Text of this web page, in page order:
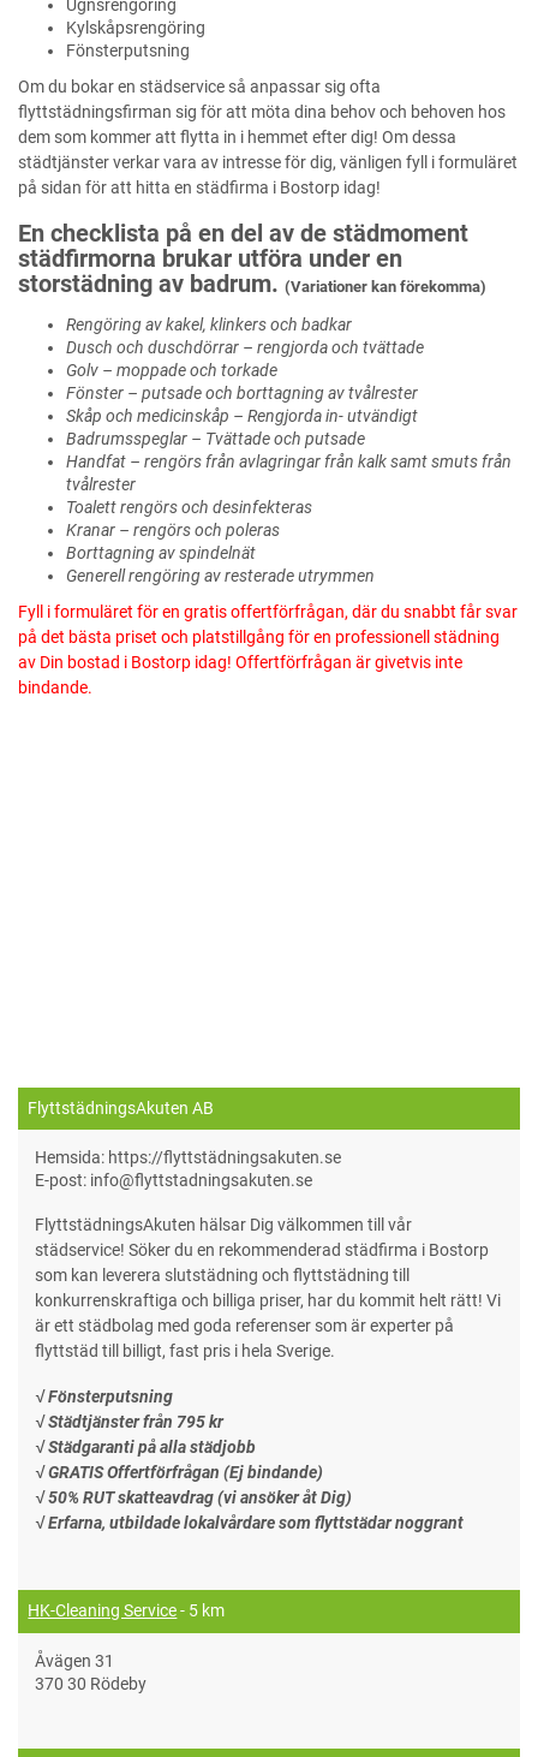
Ugnsrengöring
Kylskåpsrengöring
Fönsterputsning
Om du bokar en städservice så anpassar sig ofta
flyttstädningsfirman sig för att möta dina behov och behoven hos
dem som kommer att flytta in i hemmet efter dig! Om dessa
städtjänster verkar vara av intresse för dig, vänligen fyll i formuläret
på sidan för att hitta en städfirma i Bostorp idag!
En checklista på en del av de städmoment
städfirmorna brukar utföra under en
storstädning av badrum. (Variationer kan förekomma)
Rengöring av kakel, klinkers och badkar
Dusch och duschdörrar – rengjorda och tvättade
Golv – moppade och torkade
Fönster – putsade och borttagning av tvålrester
Skåp och medicinskåp – Rengjorda in- utvändigt
Badrumsspeglar – Tvättade och putsade
Handfat – rengörs från avlagringar från kalk samt smuts från
tvålrester
Toalett rengörs och desinfekteras
Kranar – rengörs och poleras
Borttagning av spindelnät
Generell rengöring av resterade utrymmen
Fyll i formuläret för en gratis offertförfrågan, där du snabbt får svar
på det bästa priset och platstillgång för en professionell städning
av Din bostad i Bostorp idag! Offertförfrågan är givetvis inte
bindande.
FlyttstädningsAkuten AB
Hemsida: https://flyttstädningsakuten.se
E-post: info@flyttstadningsakuten.se
FlyttstädningsAkuten hälsar Dig välkommen till vår
städservice! Söker du en rekommenderad städfirma i Bostorp
som kan leverera slutstädning och flyttstädning till
konkurrenskraftiga och billiga priser, har du kommit helt rätt! Vi
är ett städbolag med goda referenser som är experter på
flyttstäd till billigt, fast pris i hela Sverige.
√ Fönsterputsning
√ Städtjänster från 795 kr
√ Städgaranti på alla städjobb
√ GRATIS Offertförfrågan (Ej bindande)
√ 50% RUT skatteavdrag (vi ansöker åt Dig)
√ Erfarna, utbildade lokalvårdare som flyttstädar noggrant
HK-Cleaning Service- 5 km
Åvägen 31
370 30 Rödeby